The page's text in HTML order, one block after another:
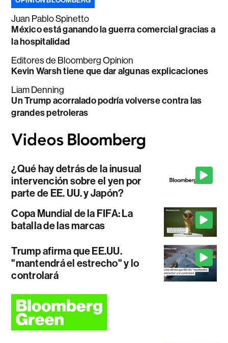
Juan Pablo Spinetto
México está ganando la guerra comercial gracias a
la hospitalidad
Editores de Bloomberg Opinion
Kevin Warsh tiene que dar algunas explicaciones
Liam Denning
Un Trump acorralado podría volverse contra las
grandes petroleras
¿Qué hay detrás de la inusual
intervención sobre el yen por
parte de EE. UU. y Japón?
Copa Mundial de la FIFA: La
batalla de las marcas
Trump afirma que EE.UU.
"mantendrá el estrecho" y lo
controlará